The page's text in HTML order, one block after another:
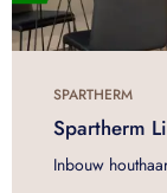
SPARTHERM
Spartherm
Inbouw